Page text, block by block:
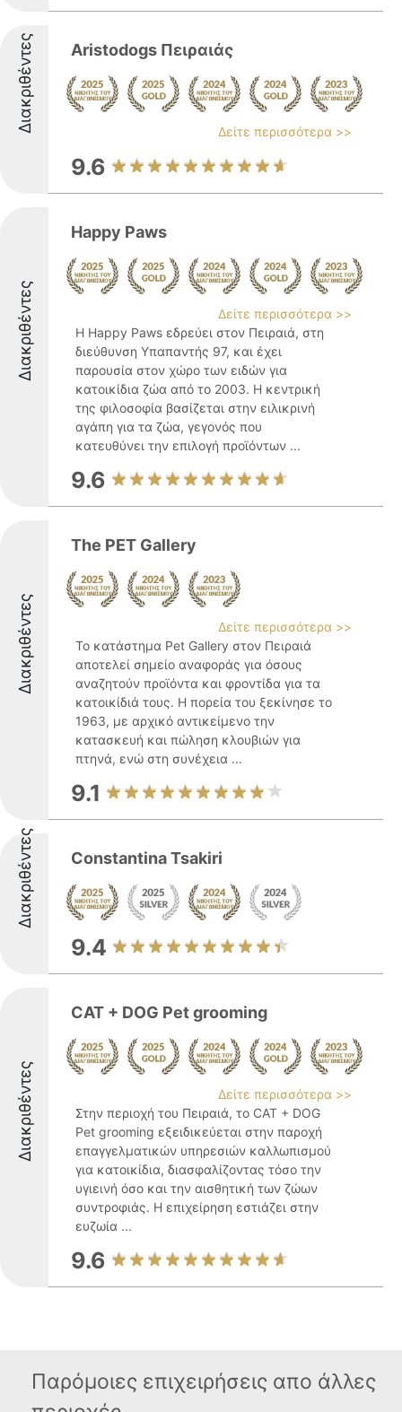
Διακριθέντες Aristodogs Πειραιάς
Δείτε περισσότερα >>
9.6
Διακριθέντες
Happy Paws
Δείτε περισσότερα >>
Η Happy Paws εδρεύει στον Πειραιά, στη
διεύθυνση Υπαπαντής 97, και έχει
παρουσία στον χώρο των ειδών για
κατοικίδια ζώα από το 2003. Η κεντρική
της φιλοσοφία βασίζεται στην ειλικρινή
αγάπη για τα ζώα, γεγονός που
κατευθύνει την επιλογή προϊόντων ...
9.6
Διακριθέντες
The PET Gallery
Δείτε περισσότερα >>
Το κατάστημα Pet Gallery στον Πειραιά
αποτελεί σημείο αναφοράς για όσους
αναζητούν προϊόντα και φροντίδα για τα
κατοικίδιά τους. Η πορεία του ξεκίνησε το
1963, με αρχικό αντικείμενο την
κατασκευή και πώληση κλουβιών για
πτηνά, ενώ στη συνέχεια ...
9.1
Διακριθέντες Constantina Tsakiri
9.4
Διακριθέντες
CAT + DOG Pet grooming
Δείτε περισσότερα >>
Στην περιοχή του Πειραιά, το CAT + DOG
Pet grooming εξειδικεύεται στην παροχή
επαγγελματικών υπηρεσιών καλλωπισμού
για κατοικίδια, διασφαλίζοντας τόσο την
υγιεινή όσο και την αισθητική των ζώων
συντροφιάς. Η επιχείρηση εστιάζει στην
ευζωία ...
9.6
Παρόμοιες επιχειρήσεις απο άλλες